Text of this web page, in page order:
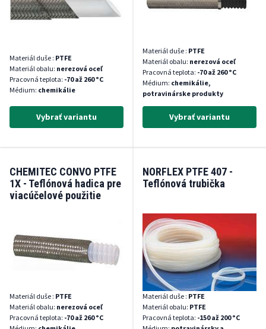
Materiál duše : PTFE
Materiál obalu: nerezová oceľ
Pracovná teplota: -70 až 260 °C
Médium: chemikálie
Vybrať variantu
Materiál duše : PTFE
Materiál obalu: nerezová oceľ
Pracovná teplota: -70 až 260 °C
Médium: chemikálie,
potravinárske produkty
Vybrať variantu
CHEMITEC CONVO PTFE
1X - Teflónová hadica pre
viacúčelové použitie
Materiál duše : PTFE
Materiál obalu: nerezová oceľ
Pracovná teplota: -70 až 260 °C
NORFLEX PTFE 407 -
Teflónová trubička
Materiál duše : PTFE
Materiál obalu: PTFE
Pracovná teplota: -150 až 200 °C